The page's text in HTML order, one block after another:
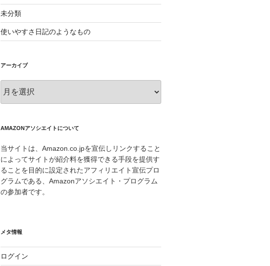
未分類
使いやすさ日記のようなもの
アーカイブ
ー
ブ
AMAZONアソシエイトについて
当サイトは、Amazon.co.jpを宣伝しリンクすること
によってサイトが紹介料を獲得できる手段を提供す
ることを目的に設定されたアフィリエイト宣伝プロ
グラムである、Amazonアソシエイト・プログラム
の参加者です。
メタ情報
ログイン